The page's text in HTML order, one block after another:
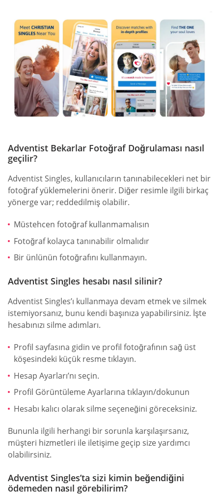
Adventist Bekarlar Fotoğraf Doğrulaması nasıl
geçilir?
Adventist Singles, kullanıcıların tanınabilecekleri net bir
fotoğraf yüklemelerini önerir. Diğer resimle ilgili birkaç
yönerge var; reddedilmiş olabilir.
Müstehcen fotoğraf kullanmamalısın
Fotoğraf kolayca tanınabilir olmalıdır
Bir ünlünün fotoğrafını kullanmayın.
Adventist Singles hesabı nasıl silinir?
Adventist Singles’ı kullanmaya devam etmek ve silmek
istemiyorsanız, bunu kendi başınıza yapabilirsiniz. İşte
hesabınızı silme adımları.
Profil sayfasına gidin ve profil fotoğrafının sağ üst
köşesindeki küçük resme tıklayın.
Hesap Ayarları’nı seçin.
Profil Görüntüleme Ayarlarına tıklayın/dokunun
Hesabı kalıcı olarak silme seçeneğini göreceksiniz.
Bununla ilgili herhangi bir sorunla karşılaşırsanız,
müşteri hizmetleri ile iletişime geçip size yardımcı
olabilirsiniz.
Adventist Singles’ta sizi kimin beğendiğini
ödemeden nasıl görebilirim?